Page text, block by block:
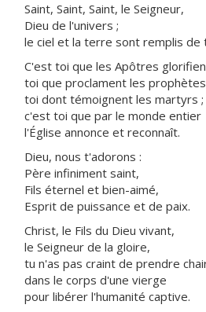
Saint, Saint, Saint, le Seigneur,
Dieu de l'univers ;
le ciel et la terre sont remplis de
C'est toi que les Apôtres
toi que proclament les
toi dont témoignent les martyrs ;
c'est toi que par le monde entier
l'Église annonce et reconnaît.
Dieu, nous t'adorons :
Père infiniment saint,
Fils éternel et bien-aimé,
Esprit de puissance et de paix.
Christ, le Fils du Dieu vivant,
le Seigneur de la gloire,
tu n'as pas craint de prendre
dans le corps d'une vierge
pour libérer l'humanité captive.